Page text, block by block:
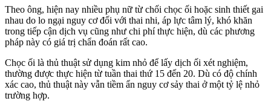
Theo ông, hiện nay nhiều phụ nữ từ chối chọc ối hoặc sinh thiết gai
nhau do lo ngại nguy cơ đối với thai nhi, áp lực tâm lý, khó khăn
trong tiếp cận dịch vụ cũng như chi phí thực hiện, dù các phương
pháp này có giá trị chẩn đoán rất cao.
Chọc ối là thủ thuật sử dụng kim nhỏ để lấy dịch ối xét nghiệm,
thường được thực hiện từ tuần thai thứ 15 đến 20. Dù có độ chính
xác cao, thủ thuật này vẫn tiềm ẩn nguy cơ sảy thai ở một tỷ lệ nhỏ
trường hợp.